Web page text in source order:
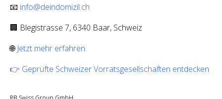
📧 info@deindomizil.ch
🏢 Blegistrasse 7, 6340 Baar, Schweiz
🌐Jetzt mehr erfahren
👉 Geprüfte Schweizer Vorratsgesellschaften entdecken